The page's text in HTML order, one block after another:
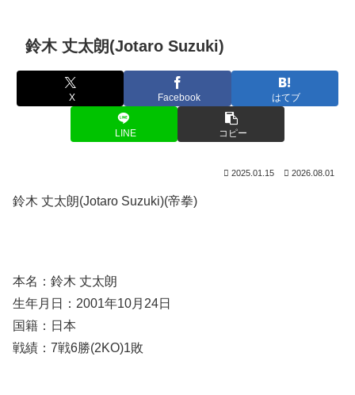
鈴木 丈太朗(Jotaro Suzuki)
X Facebook はてブ
LINE コピー
2025.01.15 2026.08.01
鈴木 丈太朗(Jotaro Suzuki)(帝拳)
本名：鈴木 丈太朗
生年月日：2001年10月24日
国籍：日本
戦績：7戦6勝(2KO)1敗